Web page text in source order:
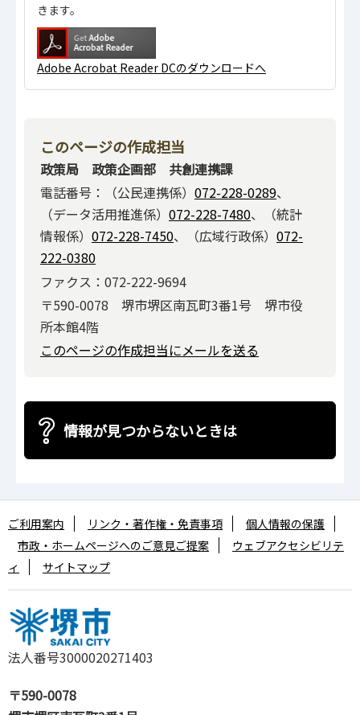
きます。
Adobe Acrobat Reader DCのダウンロードへ
このページの作成担当
政策局 政策企画部 共創連携課
電話番号：（公民連携係） 072-228-0289、
（データ活用推進係） 072-228-7480、（統計
情報係） 072-228-7450、（広域行政係） 072-
222-0380
ファクス：072-222-9694
〒590-0078 堺市堺区南瓦町3番1号 堺市役
所本館4階
このページの作成担当にメールを送る
情報が見つからないときは
法人番号3000020271403
〒590-0078
ご利用案内 リンク・著作権・免責事項
個人情報の保護
市政・ホームページへのご意見ご提案
ウェブアクセシビリテ
ィ
サイトマップ